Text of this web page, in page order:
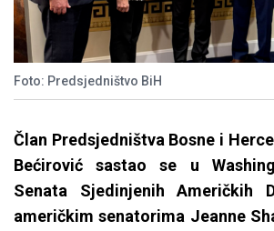
Foto: Predsjedništvo BiH
Član Predsjedništva Bosne i
Bećirović sastao se u
Senata Sjedinjenih Američkih
američkim senatorima Jeanne